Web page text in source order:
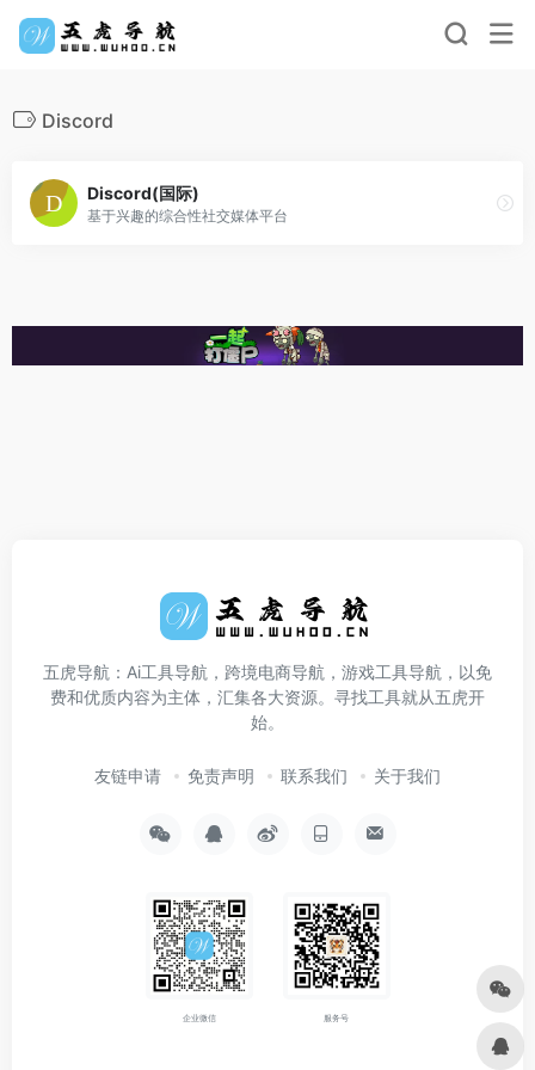
Discord
Discord(国际)
基于兴趣的综合性社交媒体平台
五虎导航：Ai工具导航，跨境电商导航，游戏工具导航，以免
费和优质内容为主体，汇集各大资源。寻找工具就从五虎开
始。
友链申请 免责声明 联系我们 关于我们
企业微信 服务号